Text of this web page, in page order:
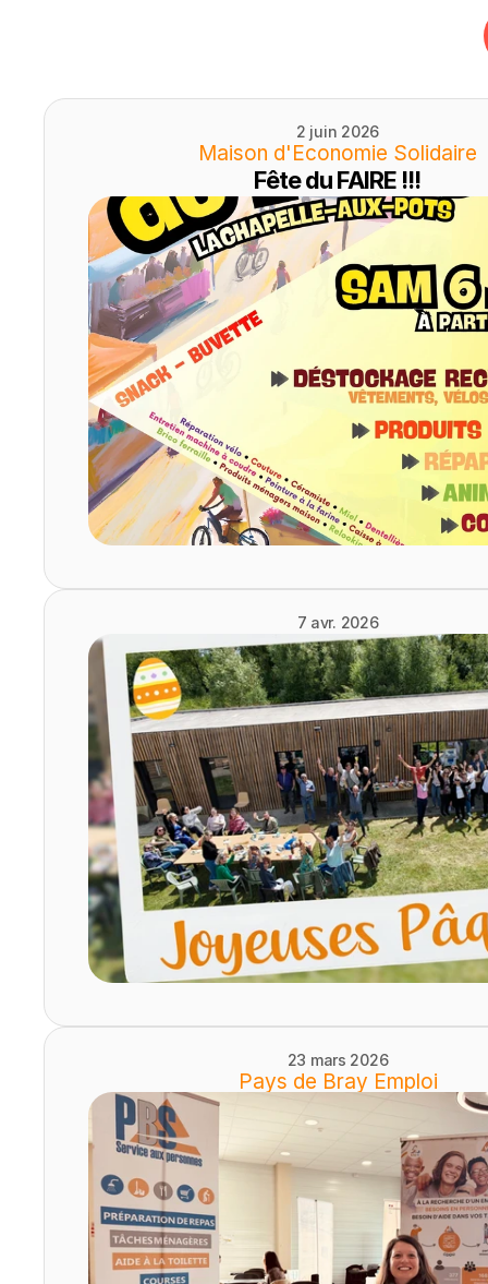
2 juin 2026
Maison d'Economie Solidaire
Fête du FAIRE !!!
7 avr. 2026
23 mars 2026
Pays de Bray Emploi